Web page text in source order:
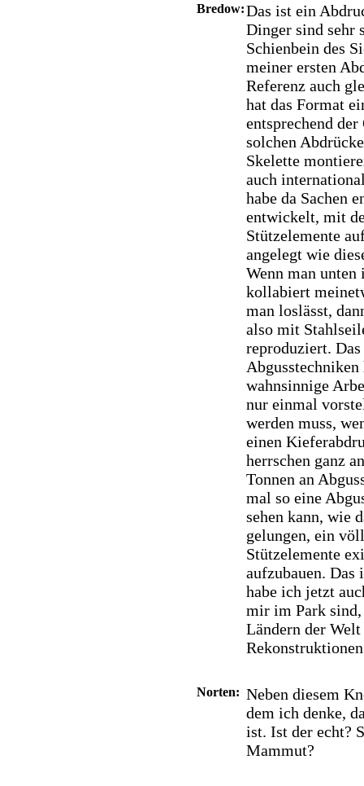
Bredow:Das ist ein
Dinger sind sehr
Schienbein des
meiner ersten
Referenz auch
hat das Format
entsprechend
solchen
Skelette
auch
habe da Sachen
entwickelt, mit
Stützelemente
angelegt wie
Wenn man
kollabiert
man loslässt,
also mit
reproduziert.
wahnsinnige
nur einmal
werden muss,
einen
herrschen ganz
Tonnen an
mal so eine
sehen kann, wie
gelungen, ein
Stützelemente
aufzubauen. Das
habe ich jetzt
mir im Park sind,
Ländern der
Norten: Neben diesem
dem ich denke,
ist. Ist der echt?
Mammut?